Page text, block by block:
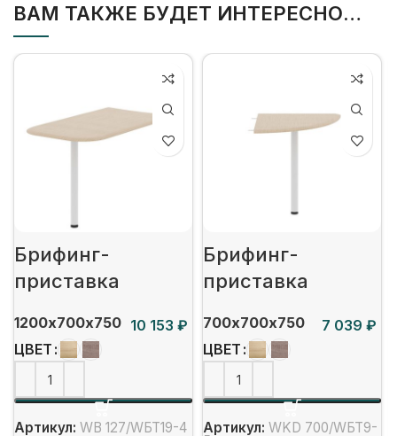
ВАМ ТАКЖЕ БУДЕТ ИНТЕРЕСНО…
Брифинг-
приставка
1200х700х750
₽
ЦВЕТ
Артикул: WB 127/WБТ19-4
Брифинг-
приставка
700х700х750
₽
ЦВЕТ
Артикул:WKD 700/WБТ9-